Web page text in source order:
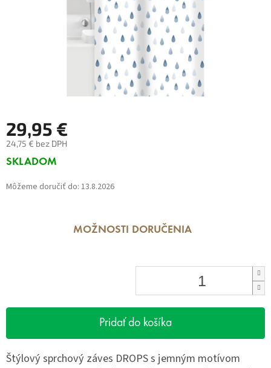
29,95 €
24,75 € bez DPH
Jednotková
SKLADOM
Môžeme doručiť do: 13.8.2026
MOŽNOSTI DORUČENIA
Pridať do košíka
Štýlový sprchový záves DROPS s jemným motívom